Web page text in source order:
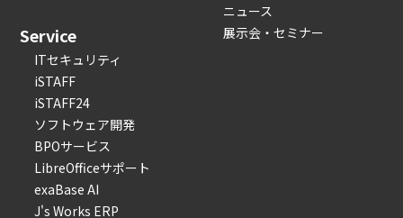
Service
ITセキュリティ
iSTAFF
iSTAFF24
ソフトウェア開発
BPOサービス
LibreOfficeサポート
exaBase AI
J's Works ERP
ニュース
展示会・セミナー